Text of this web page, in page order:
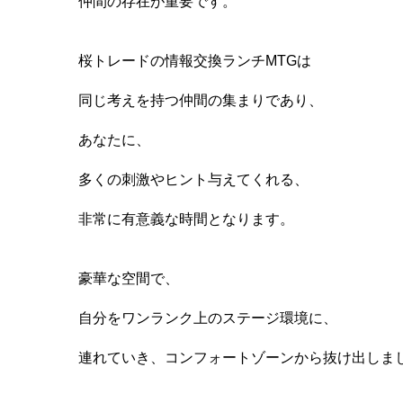
桜トレードの情報交換ランチMTGは
同じ考えを持つ仲間の集まりであり、
あなたに、
多くの刺激やヒント与えてくれる、
非常に有意義な時間となります。
豪華な空間で、
自分をワンランク上のステージ環境に、
連れていき、コンフォートゾーンから抜け出しま